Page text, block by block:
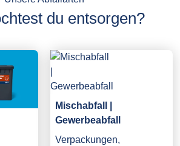
du entsorgen?
Mischabfall |
Gewerbeabfall
Verpackungen,